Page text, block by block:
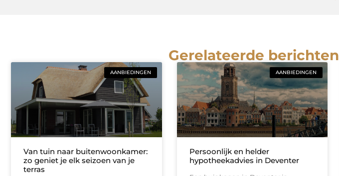
Gerelateerde berichten
AANBIEDINGEN
Van tuin naar buitenwoonkamer:
zo geniet je elk seizoen van je
terras
AANBIEDINGEN
Persoonlijk en helder
hypotheekadvies in Deventer